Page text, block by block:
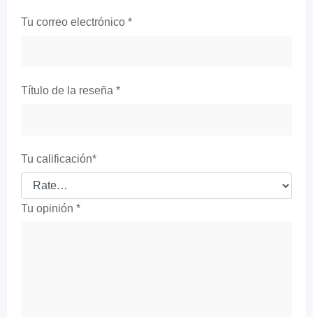
Tu correo electrónico *
Título de la reseña *
Tu calificación*
Tu opinión *